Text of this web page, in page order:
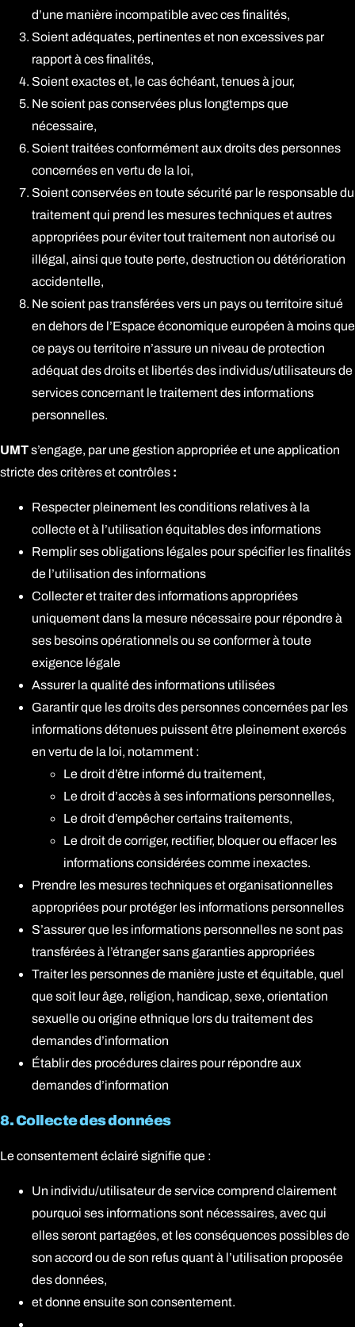
d’une manière incompatible avec ces finalités,
Soient adéquates, pertinentes et non excessives par
rapport à ces finalités,
Soient exactes et, le cas échéant, tenues à jour,
Ne soient pas conservées plus longtemps que
nécessaire,
Soient traitées conformément aux droits des personnes
concernées en vertu de la loi,
Soient conservées en toute sécurité par le responsable du
traitement qui prend les mesures techniques et autres
appropriées pour éviter tout traitement non autorisé ou
illégal, ainsi que toute perte, destruction ou détérioration
accidentelle,
Ne soient pas transférées vers un pays ou territoire situé
en dehors de l’Espace économique européen à moins que
ce pays ou territoire n’assure un niveau de protection
adéquat des droits et libertés des individus/utilisateurs de
services concernant le traitement des informations
personnelles.
UMTs’engage, par une gestion appropriée et une application
stricte des critères et contrôles :
Respecter pleinement les conditions relatives à la
collecte et à l’utilisation équitables des informations
Remplir ses obligations légales pour spécifier les finalités
de l’utilisation des informations
Collecter et traiter des informations appropriées
uniquement dans la mesure nécessaire pour répondre à
ses besoins opérationnels ou se conformer à toute
exigence légale
Assurer la qualité des informations utilisées
Garantir que les droits des personnes concernées par les
informations détenues puissent être pleinement exercés
en vertu de la loi, notamment :
Le droit d’être informé du traitement,
Le droit d’accès à ses informations personnelles,
Le droit d’empêcher certains traitements,
Le droit de corriger, rectifier, bloquer ou effacer les
informations considérées comme inexactes.
Prendre les mesures techniques et organisationnelles
appropriées pour protéger les informations personnelles
S’assurer que les informations personnelles ne sont pas
transférées à l’étranger sans garanties appropriées
Traiter les personnes de manière juste et équitable, quel
que soit leur âge, religion, handicap, sexe, orientation
sexuelle ou origine ethnique lors du traitement des
demandes d’information
Établir des procédures claires pour répondre aux
demandes d’information
8. Collecte des données
Le consentement éclairé signifie que :
Un individu/utilisateur de service comprend clairement
pourquoi ses informations sont nécessaires, avec qui
elles seront partagées, et les conséquences possibles de
son accord ou de son refus quant à l’utilisation proposée
des données,
et donne ensuite son consentement.